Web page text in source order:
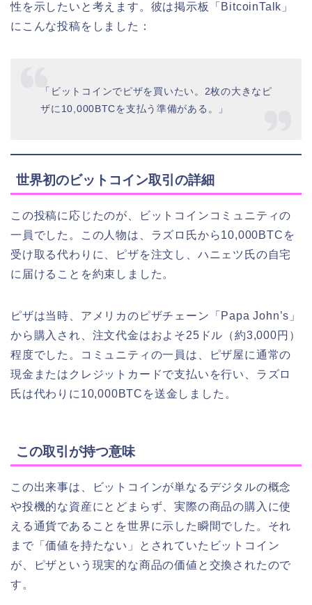
性を示したいと考えます。彼は掲示板「BitcoinTalk」
にこんな投稿をしました：
「ビットコインでピザを買いたい。2枚の大きなピ
ザに10,000BTCを支払う準備がある。」
世界初のビットコイン取引の詳細
この投稿に応じたのが、ビットコインコミュニティの
一員でした。この人物は、ラズロ氏から10,000BTCを
受け取る代わりに、ピザを注文し、ハニェツ氏の自宅
に届けることを約束しました。
ピザは当時、アメリカのピザチェーン「Papa John’s」
から購入され、注文代金はおよそ25ドル（約3,000円）
程度でした。コミュニティの一員は、ピザ屋に通常の
現金またはクレジットカードで支払いを行い、ラズロ
氏は代わりに10,000BTCを送金しました。
この取引が持つ意味
この出来事は、ビットコインが単なるデジタルの概念
や投機的な資産にとどまらず、実際の商品の購入に使
える通貨であることを世界に示した瞬間でした。それ
まで「価値を持たない」とされていたビットコイン
が、ピザという現実的な商品の価値と交換されたので
す。